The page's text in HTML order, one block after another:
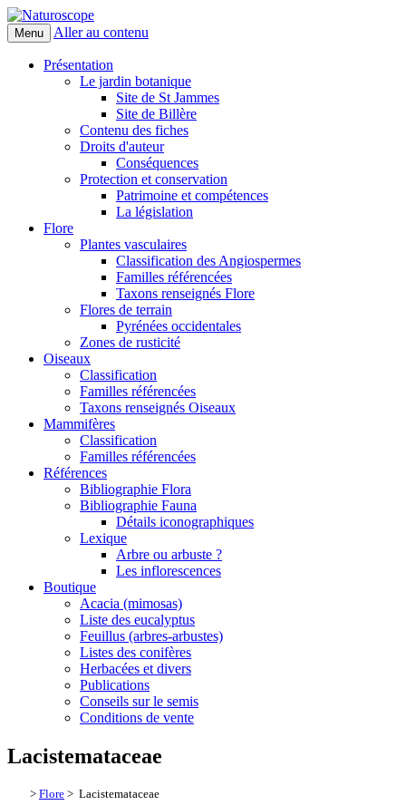
Naturoscope
Menu Aller au contenu
Présentation
Le jardin botanique
Site de St Jammes
Site de Billère
Contenu des fiches
Droits d'auteur
Conséquences
Protection et conservation
Patrimoine et compétences
La législation
Flore
Plantes vasculaires
Classification des Angiospermes
Familles référencées
Taxons renseignés Flore
Flores de terrain
Pyrénées occidentales
Zones de rusticité
Oiseaux
Classification
Familles référencées
Taxons renseignés Oiseaux
Mammifères
Classification
Familles référencées
Références
Bibliographie Flora
Bibliographie Fauna
Détails iconographiques
Lexique
Arbre ou arbuste ?
Les inflorescences
Boutique
Acacia (mimosas)
Liste des eucalyptus
Feuillus (arbres-arbustes)
Listes des conifères
Herbacées et divers
Publications
Conseils sur le semis
Conditions de vente
Lacistemataceae
> Flore > Lacistemataceae